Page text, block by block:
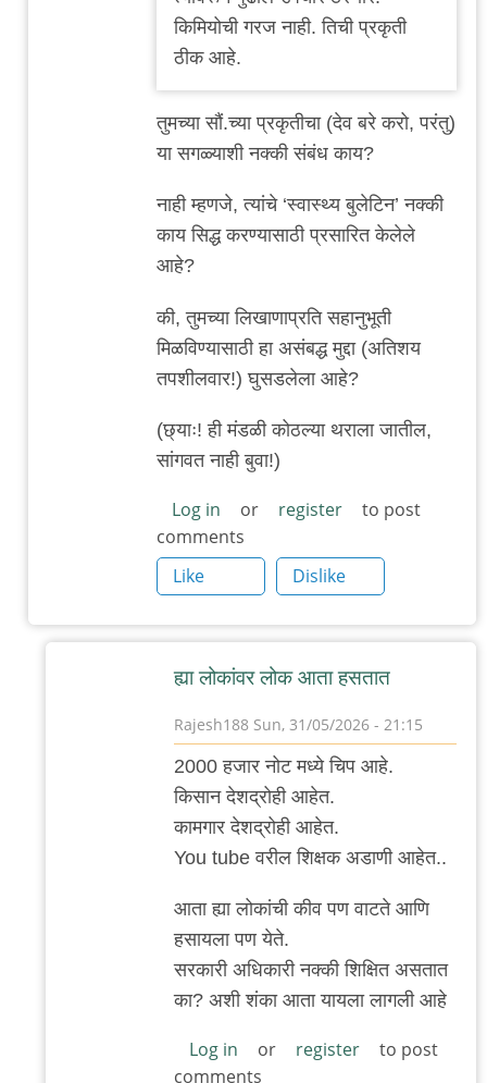
माहिती
क्लाउड
घेतलेली…
विवेक
पटाईत
किमियोची गरज नाही. तिची प्रकृती
ठीक आहे.
तुमच्या सौं.च्या प्रकृतीचा (देव बरे करो, परंतु)
या सगळ्याशी नक्की संबंध काय?
नाही म्हणजे, त्यांचे ‘स्वास्थ्य बुलेटिन’ नक्की
काय सिद्ध करण्यासाठी प्रसारित केलेले
आहे?
की, तुमच्या लिखाणाप्रति सहानुभूती
मिळविण्यासाठी हा असंबद्ध मुद्दा (अतिशय
तपशीलवार!) घुसडलेला आहे?
(छ्याः! ही मंडळी कोठल्या थराला जातील,
सांगवत नाही बुवा!)
Log in or register
to post
comments
Like
Dislike
ह्या लोकांवर लोक आता हसतात
Rajesh188 Sun, 31/05/2026 - 21:15
reply
'न'वी
बाजू
2000 हजार नोट मध्ये चिप आहे.
किसान देशद्रोही आहेत.
कामगार देशद्रोही आहेत.
You tube वरील शिक्षक अडाणी आहेत..
आता ह्या लोकांची कीव पण वाटते आणि
हसायला पण येते.
सरकारी अधिकारी नक्की शिक्षित असतात
का? अशी शंका आता यायला लागली आहे
Log in or register
to post
comments